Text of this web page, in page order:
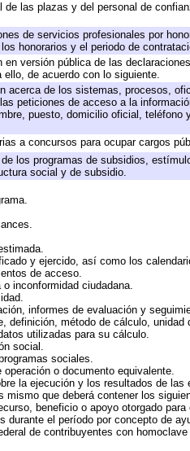
las plazas y del personal de
de servicios profesionales por
honorarios y el periodo de
en versión pública de las
de acuerdo con lo siguiente.
acerca de los sistemas, procesos,
peticiones de acceso a la
puesto, domicilio oficial,
a concursos para ocupar cargos
los programas de subsidios,
social y de subsidio.
y ejercido, así como los
de acceso.
inconformidad ciudadana.
informes de evaluación y
definición, método de cálculo,
utilizadas para su cálculo.
social.
sociales.
o documento equivalente.
la ejecución y los resultados de las
mismo que deberá contener los
beneficio o apoyo otorgado
durante el período por concepto de
de contribuyentes con